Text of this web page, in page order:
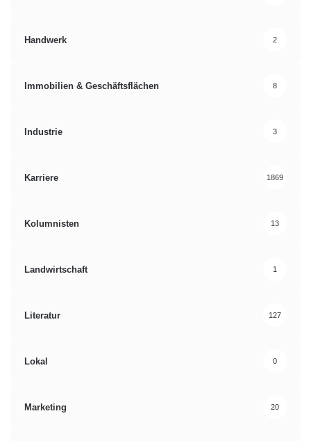
Handwerk 2
Immobilien & Geschäftsflächen 8
Industrie 3
Karriere 1869
Kolumnisten 13
Landwirtschaft 1
Literatur 127
Lokal 0
Marketing 20